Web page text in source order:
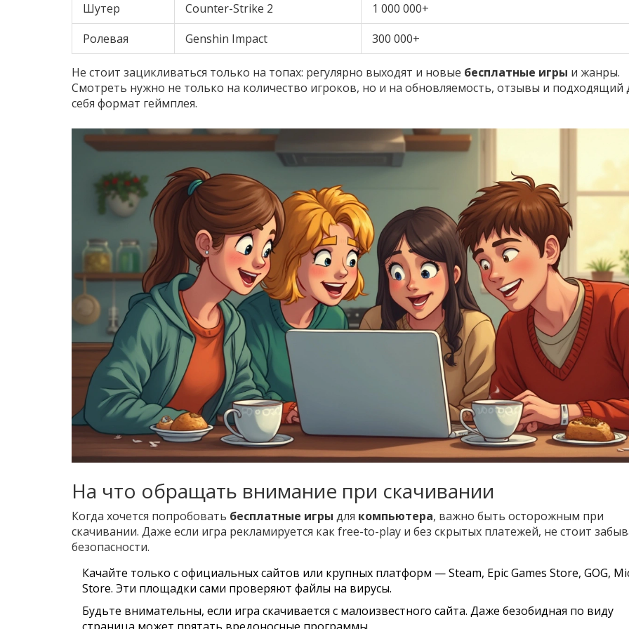
Шутер Counter-Strike 2
1 000 000+
Ролевая
Genshin Impact 300 000+
Не стоит зацикливаться только на топах: регулярно выходят и новые бесплатные игры и жанры.
Смотреть нужно не только на количество игроков, но и на обновляемость, отзывы и подходящий
себя формат геймплея.
На что обращать внимание при скачивании
Когда хочется попробовать бесплатные игры для компьютера, важно быть осторожным при
скачивании. Даже если игра рекламируется как free-to-play и без скрытых платежей, не стоит
безопасности.
Качайте только с официальных сайтов или крупных платформ — Steam, Epic Games Store, GOG,
Store. Эти площадки сами проверяют файлы на вирусы.
Будьте внимательны, если игра скачивается с малоизвестного сайта. Даже безобидная по виду